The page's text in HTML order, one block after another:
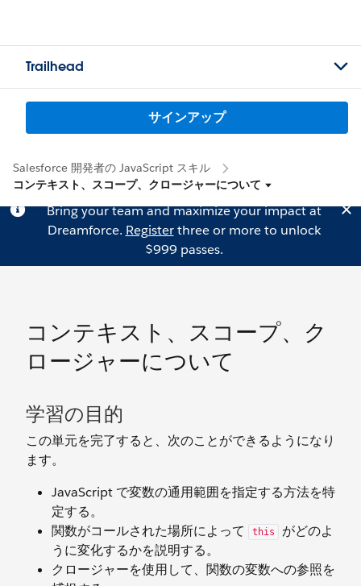
Trailhead
サインアップ
Salesforce 開発者の JavaScript スキル
コンテキスト、スコープ、クロージャーについて
Bring your team and maximize your impact at
Dreamforce. Registerthree or more to unlock
$999 passes.
コンテキスト、スコープ、ク
ロージャーについて
学習の目的
この単元を完了すると、次のことができるようになり
ます。
JavaScript で変数の通用範囲を指定する方法を特
定する。
関数がコールされた場所によって
this
がどのよ
うに変化するかを説明する。
クロージャーを使用して、関数の変数への参照を